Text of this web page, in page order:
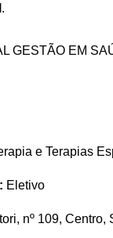
.
GESTÃO EM
e Terapias
Eletivo
nº 109,